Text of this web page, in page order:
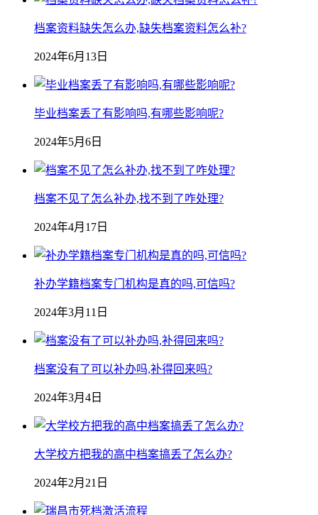
档案资料缺失怎么办,缺失档案资料怎么补?
2024年6月13日
毕业档案丢了有影响吗,有哪些影响呢?
2024年5月6日
档案不见了怎么补办,找不到了咋处理?
2024年4月17日
补办学籍档案专门机构是真的吗,可信吗?
2024年3月11日
档案没有了可以补办吗,补得回来吗?
2024年3月4日
大学校方把我的高中档案搞丢了怎么办?
2024年2月21日